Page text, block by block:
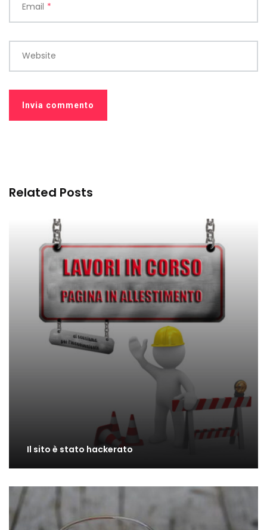
Email *
Website
Related Posts
Il sito è stato hackerato